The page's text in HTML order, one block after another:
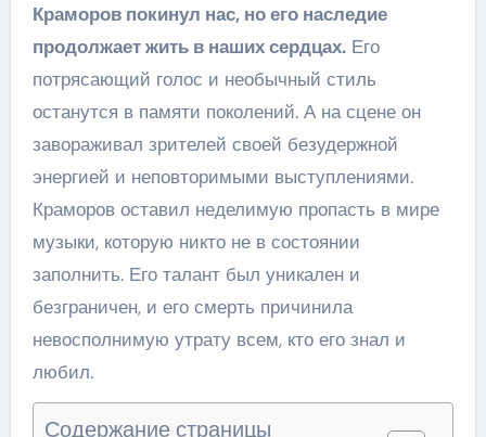
Краморов покинул нас, но его наследие
продолжает жить в наших сердцах.Его
потрясающий голос и необычный стиль
останутся в памяти поколений. А на сцене он
завораживал зрителей своей безудержной
энергией и неповторимыми выступлениями.
Краморов оставил неделимую пропасть в мире
музыки, которую никто не в состоянии
заполнить. Его талант был уникален и
безграничен, и его смерть причинила
невосполнимую утрату всем, кто его знал и
любил.
Содержание страницы